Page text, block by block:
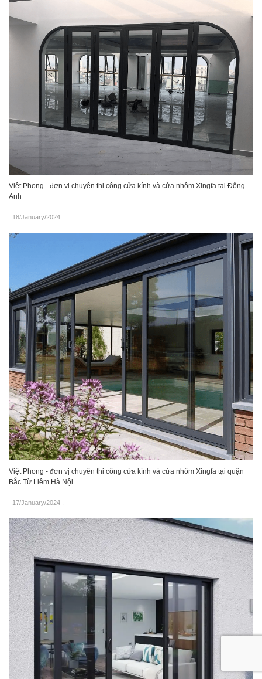
Việt Phong - đơn vị chuyên thi công cửa kính và cửa nhôm Xingfa tại Đông
Anh
18/January/2024
Việt Phong - đơn vị chuyên thi công cửa kính và cửa nhôm Xingfa tại quận
Bắc Từ Liêm Hà Nội
17/January/2024